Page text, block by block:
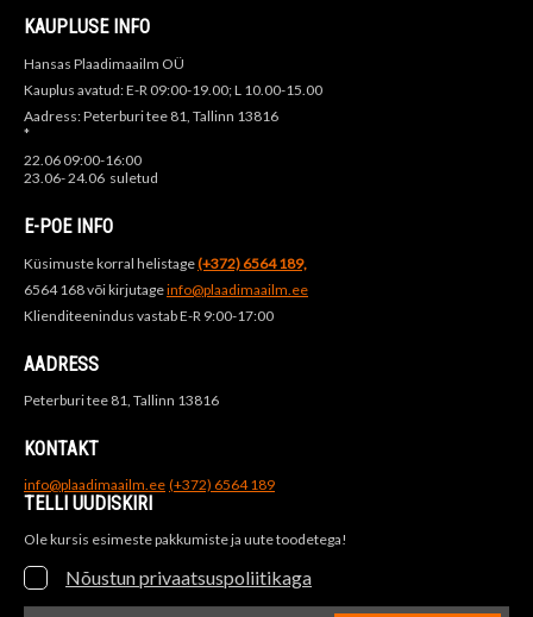
KAUPLUSE INFO
Hansas Plaadimaailm OÜ
Kauplus avatud: E-R 09:00-19.00; L 10.00-15.00
Aadress: Peterburi tee 81, Tallinn 13816
*
22.06 09:00-16:00
23.06- 24.06 suletud
E-POE INFO
Küsimuste korral helistage(+372) 6564 189,
6564 168 või kirjutageinfo@plaadimaailm.ee
Klienditeenindus vastab E-R 9:00-17:00
AADRESS
Peterburi tee 81, Tallinn 13816
KONTAKT
info@plaadimaailm.ee (+372) 6564 189
TELLI UUDISKIRI
Ole kursis esimeste pakkumiste ja uute toodetega!
Nõustun privaatsuspoliitikaga